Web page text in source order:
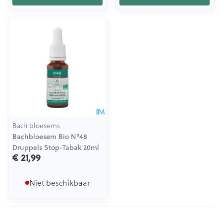
Bach bloesems
Bachbloesem Bio N°48
Druppels Stop-Tabak 20ml
€ 21,99
Niet beschikbaar